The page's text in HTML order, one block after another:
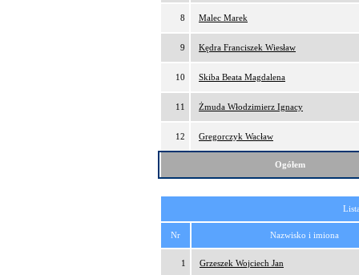
8 Malec Marek
9 Kędra Franciszek Wiesław
10 Skiba Beata Magdalena
11 Żmuda Włodzimierz Ignacy
12 Gregorczyk Wacław
Ogółem
Nr Nazwisko i imiona
1 Grzeszek Wojciech Jan